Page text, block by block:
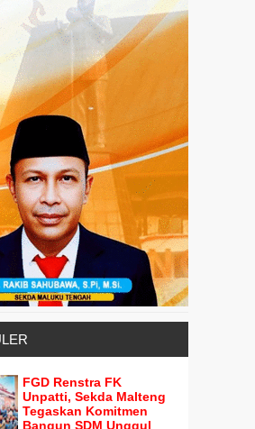
FGD Renstra FK
Unpatti, Sekda Malteng
Tegaskan Komitmen
Bangun SDM Unggul